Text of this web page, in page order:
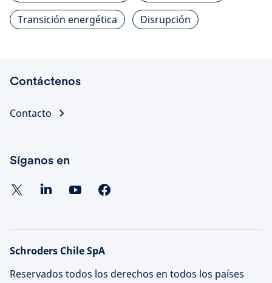
Transición energética
Disrupción
Contáctenos
Contacto
Síganos en
Schroders Chile SpA
Reservados todos los derechos en todos los países